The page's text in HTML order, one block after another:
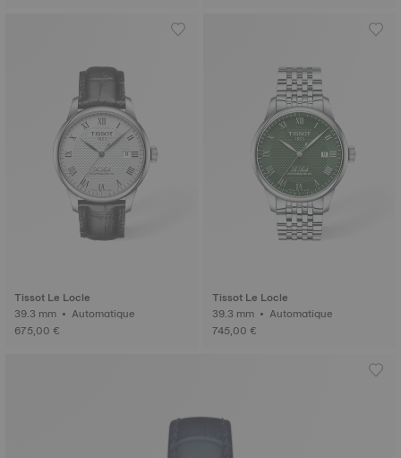
Tissot Le Locle
39.3 mm • Automatique
675,00 €
Tissot Le Locle
39.3 mm • Automatique
745,00 €